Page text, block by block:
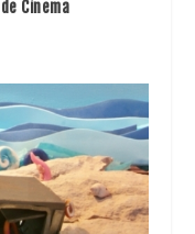
Cinema